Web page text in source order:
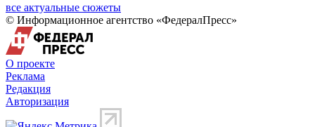
все актуальные сюжеты
© Информационное агентство «ФедералПресс»
О проекте
Реклама
Редакция
Авторизация